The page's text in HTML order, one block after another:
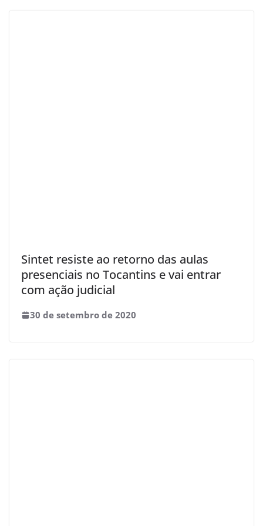
Sintet resiste ao retorno das aulas
presenciais no Tocantins e vai entrar
com ação judicial
30 de setembro de 2020